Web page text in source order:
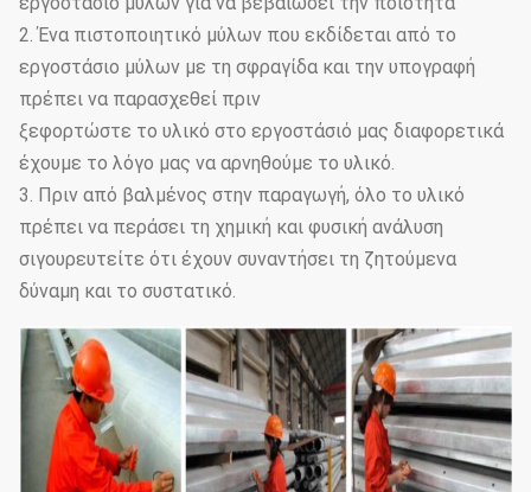
2. Ένα πιστοποιητικό μύλων που εκδίδεται από το
εργοστάσιο μύλων με τη σφραγίδα και την υπογραφή
πρέπει να παρασχεθεί πριν
ξεφορτώστε το υλικό στο εργοστάσιό μας διαφορετικά
έχουμε το λόγο μας να αρνηθούμε το υλικό.
3. Πριν από βαλμένος στην παραγωγή, όλο το υλικό
πρέπει να περάσει τη χημική και φυσική ανάλυση
σιγουρευτείτε ότι έχουν συναντήσει τη ζητούμενα
δύναμη και το συστατικό.